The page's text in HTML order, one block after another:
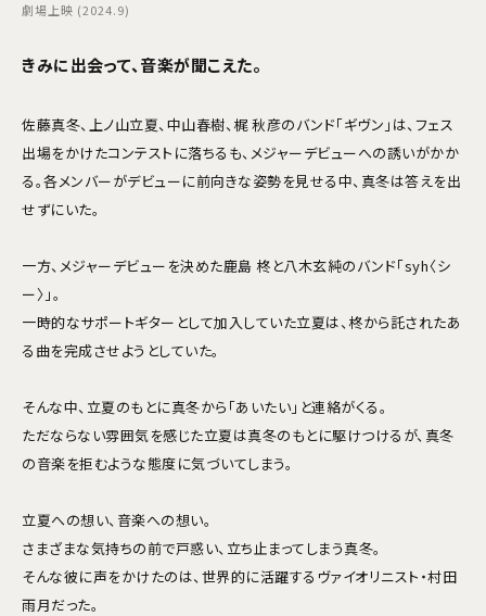
劇場上映 (2024.9)
きみに出会って、音楽が聞こえた。
佐藤真冬、上ノ山立夏、中山春樹、梶 秋彦のバンド「ギヴン」は、フェス
出場をかけたコンテストに落ちるも、メジャーデビューへの誘いがかか
る。各メンバーがデビューに前向きな姿勢を見せる中、真冬は答えを出
せずにいた。
一方、メジャーデビューを決めた鹿島 柊と八木玄純のバンド「syh〈シ
ー〉」。
一時的なサポートギターとして加入していた立夏は、柊から託されたあ
る曲を完成させようとしていた。
そんな中、立夏のもとに真冬から「あいたい」と連絡がくる。
ただならない雰囲気を感じた立夏は真冬のもとに駆けつけるが、真冬
の音楽を拒むような態度に気づいてしまう。
立夏への想い、音楽への想い。
さまざまな気持ちの前で戸惑い、立ち止まってしまう真冬。
そんな彼に声をかけたのは、世界的に活躍するヴァイオリニスト・村田
雨月だった。